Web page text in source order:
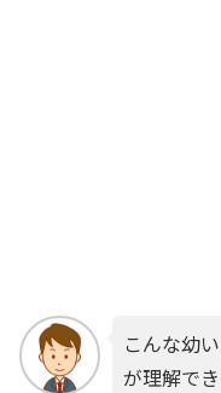
こんな幼
が理解で